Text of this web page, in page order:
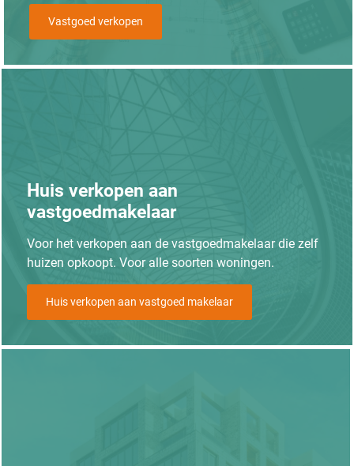
Vastgoed verkopen
Huis verkopen aan
vastgoedmakelaar
Voor het verkopen aan de vastgoedmakelaar die zelf
huizen opkoopt. Voor alle soorten woningen.
Huis verkopen aan vastgoed makelaar